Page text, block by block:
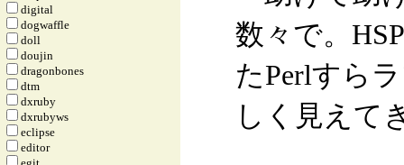
数々で。
たPerlすら
しく見えて
digital
dogwaffle
doll
doujin
dragonbones
dtm
dxruby
dxrubyws
eclipse
editor